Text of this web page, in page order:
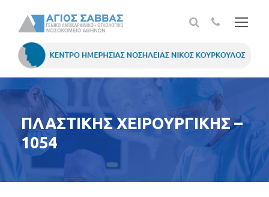
ΠΛΑΣΤΙΚΗΣ ΧΕΙΡΟΥΡΓΙΚΗΣ –
1054